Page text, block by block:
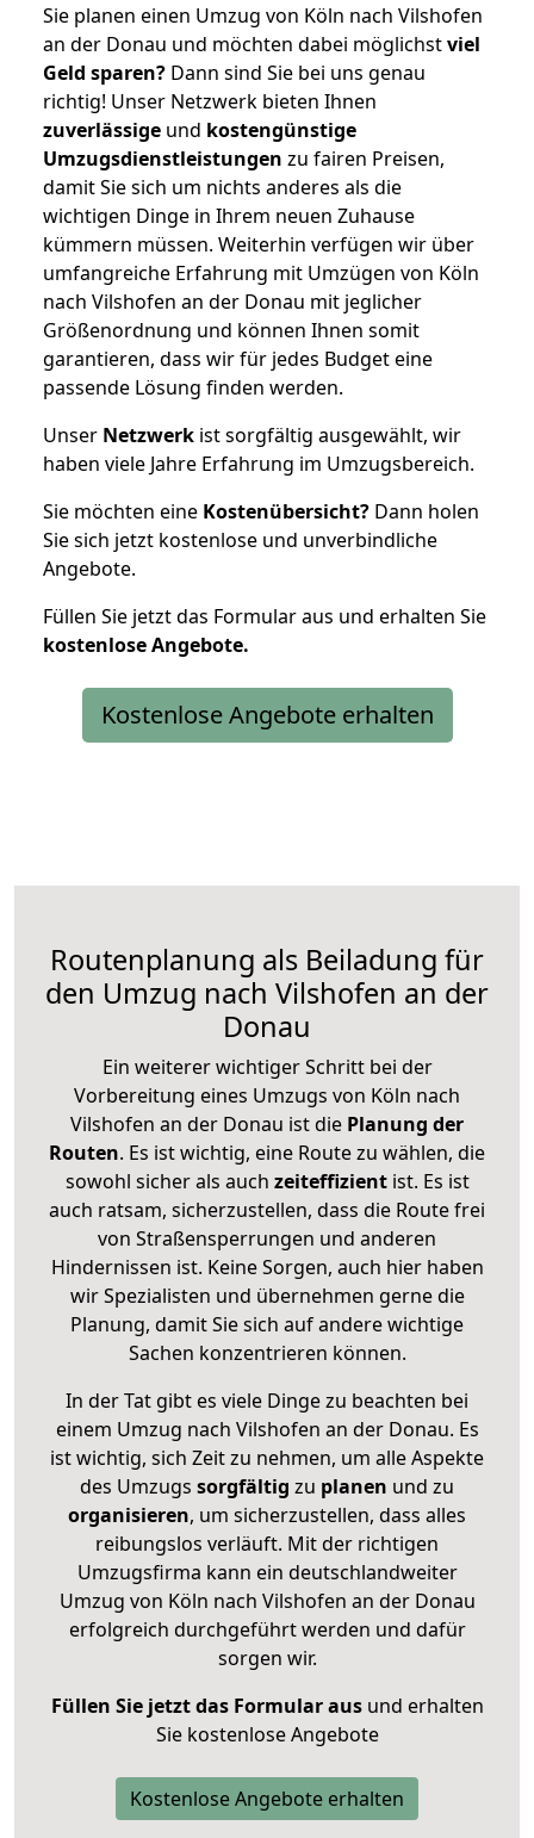
Sie planen einen Umzug von Köln nach Vilshofen
an der Donau und möchten dabei möglichstviel
Geld sparen? Dann sind Sie bei uns genau
richtig! Unser Netzwerk bieten Ihnen
zuverlässige und kostengünstige
Umzugsdienstleistungen zu fairen Preisen,
damit Sie sich um nichts anderes als die
wichtigen Dinge in Ihrem neuen Zuhause
kümmern müssen. Weiterhin verfügen wir über
umfangreiche Erfahrung mit Umzügen von Köln
nach Vilshofen an der Donau mit jeglicher
Größenordnung und können Ihnen somit
garantieren, dass wir für jedes Budget eine
passende Lösung finden werden.
Unser Netzwerk ist sorgfältig ausgewählt, wir
haben viele Jahre Erfahrung im Umzugsbereich.
Sie möchten eine Kostenübersicht? Dann holen
Sie sich jetzt kostenlose und unverbindliche
Angebote.
Füllen Sie jetzt das Formular aus und erhalten Sie
kostenloseAngebote.
Kostenlose Angebote erhalten
Routenplanung als Beiladung für
den Umzug nach Vilshofen an der
Donau
Ein weiterer wichtiger Schritt bei der
Vorbereitung eines Umzugs von Köln nach
Vilshofen an der Donau ist die Planung der
Routen. Es ist wichtig, eine Route zu wählen, die
sowohl sicher als auch zeiteffizientist. Es ist
auch ratsam, sicherzustellen, dass die Route frei
von Straßensperrungen und anderen
Hindernissen ist. Keine Sorgen, auch hier haben
wir Spezialisten und übernehmen gerne die
Planung, damit Sie sich auf andere wichtige
Sachen konzentrieren können.
In der Tat gibt es viele Dinge zu beachten bei
einem Umzug nach Vilshofen an der Donau. Es
ist wichtig, sich Zeit zu nehmen, um alle Aspekte
des Umzugs sorgfältig zu planen und zu
organisieren, um sicherzustellen, dass alles
reibungslos verläuft. Mit der richtigen
Umzugsfirma kann ein deutschlandweiter
Umzug von Köln nach Vilshofen an der Donau
erfolgreich durchgeführt werden und dafür
sorgen wir.
Füllen Sie jetzt das Formular ausund erhalten
Sie kostenlose Angebote
Kostenlose Angebote erhalten